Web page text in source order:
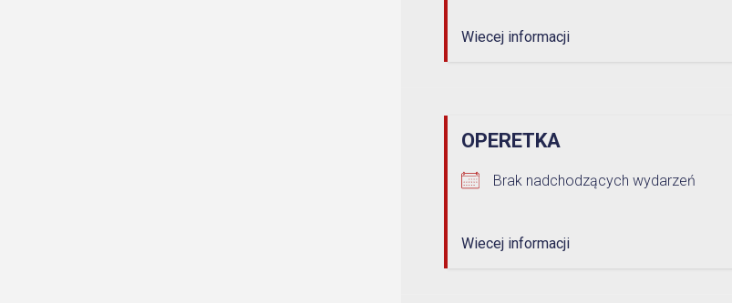
Wiecej informacji
OPERETKA
Brak nadchodzących wydarzeń
Wiecej informacji